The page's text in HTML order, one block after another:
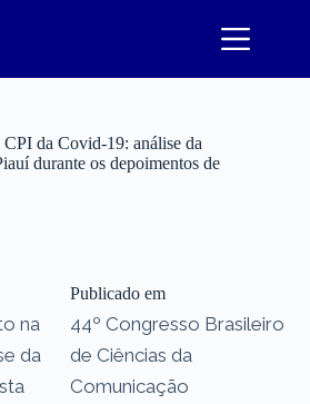
da Covid-19: análise da
durante os depoimentos de
na
da
Publicado em
44º Congresso Brasileiro
de Ciências da
Comunicação